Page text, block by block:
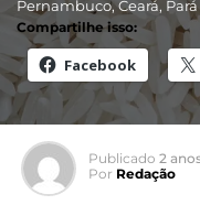
Pernambuco, Ceará,
Compartilhe isso:
Facebook
Publicado 2
Por Redação